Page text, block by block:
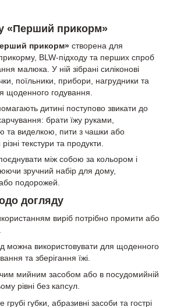
«Перший прикорм»
прикорм» створена для
BLW-підходу та перших спроб
малюка. У ній зібрані силіконові
поїльники, прибори, нагрудники та
щоденного годування.
дитині поступово звикати до
брати їжу руками,
та виделкою, пити з чашки або
текстури та продукти.
між собою за кольором і
зручний набір для дому,
подорожей.
догляду
виріб потрібно промити або
можна використовувати для щоденного
та зберігання їжі.
мийним засобом або в посудомийній
рівні без капсул.
грубі губки, абразивні засоби та гострі